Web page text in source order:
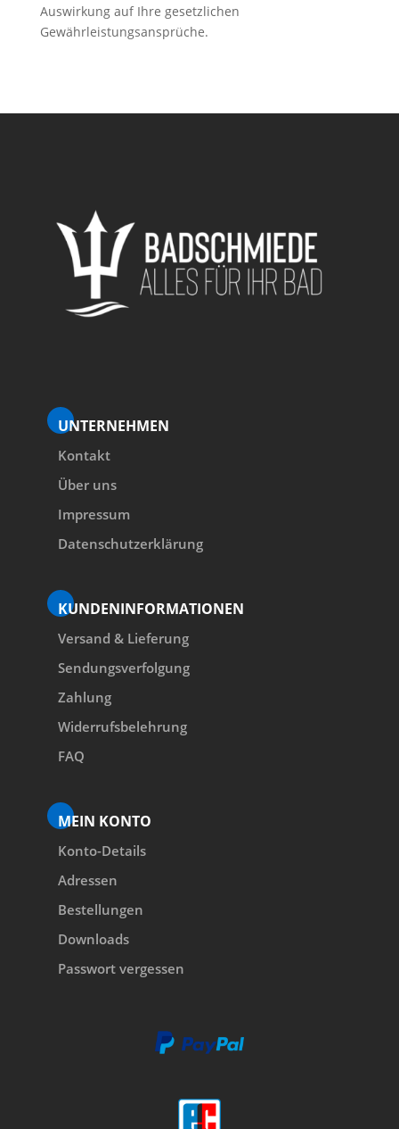
Auswirkung auf Ihre gesetzlichen
Gewährleistungsansprüche.
UNTERNEHMEN
Kontakt
Über uns
Impressum
Datenschutzerklärung
KUNDENINFORMATIONEN
Versand & Lieferung
Sendungsverfolgung
Zahlung
Widerrufsbelehrung
FAQ
MEIN KONTO
Konto-Details
Adressen
Bestellungen
Downloads
Passwort vergessen